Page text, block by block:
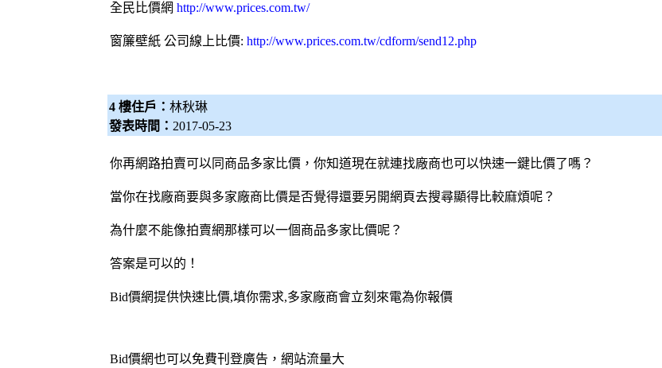
全民比價網 http://www.prices.com.tw/
窗簾壁紙公司線上比價: http://www.prices.com.tw/cdform/send12.php
4 樓住戶： 林秋琳
發表時間： 2017-05-23
你再網路拍賣可以同商品多家比價，你知道現在就連找廠商也可以快速一鍵比價了嗎？
當你在找廠商要與多家廠商比價是否覺得還要另開網頁去搜尋顯得比較麻煩呢？
為什麼不能像拍賣網那樣可以一個商品多家比價呢？
答案是可以的！
Bid價網提供快速比價,填你需求,多家廠商會立刻來電為你報價
Bid價網也可以免費刊登廣告，網站流量大